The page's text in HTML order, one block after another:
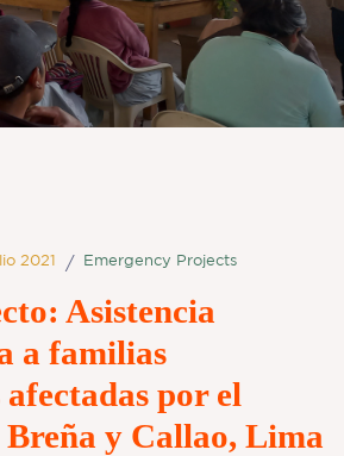
2021 / Emergency Projects
Asistencia
a familias
por el
Breña y Callao, Lima